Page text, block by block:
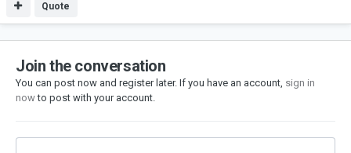
Quote
Join the conversation
You can post now and register later. If you have an account, sign in
nowto post with your account.